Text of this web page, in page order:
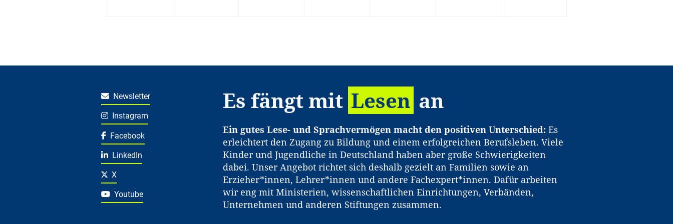
Newsletter
Instagram
Facebook
LinkedIn
X
Youtube
Es fängt mit Lesen an
Ein gutes Lese- und Sprachvermögen macht den positiven Unterschied:Es
erleichtert den Zugang zu Bildung und einem erfolgreichen Berufsleben. Viele
Kinder und Jugendliche in Deutschland haben aber große Schwierigkeiten
dabei. Unser Angebot richtet sich deshalb gezielt an Familien sowie an
Erzieher*innen, Lehrer*innen und andere Fachexpert*innen. Dafür arbeiten
wir eng mit Ministerien, wissenschaftlichen Einrichtungen, Verbänden,
Unternehmen und anderen Stiftungen zusammen.